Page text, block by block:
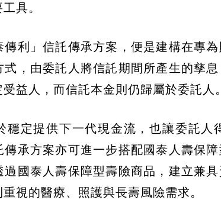
具。
傳利」信託傳承方案，便是建構在專
，由委託人將信託期間所產生的孳
益人，而信託本金則仍歸屬於委託人。
穩定提供下一代現金流，也讓委託
承方案亦可進一步搭配國泰人壽保
國泰人壽保障型壽險商品，建立兼
視的醫療、照護與長壽風險需求。